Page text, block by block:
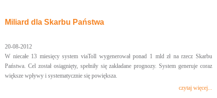
Miliard dla Skarbu Państwa
20-08-2012
W niecałe 13 miesięcy system viaToll wygenerował ponad 1 mld zł na rzecz Skarbu
Państwa. Cel został osiągnięty, spełniły się zakładane prognozy. System generuje coraz
większe wpływy i systematycznie się powiększa.
czytaj więcej...